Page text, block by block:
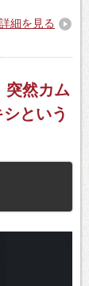
詳細を見る
突然カム
という